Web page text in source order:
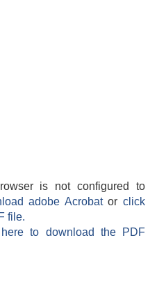
is not configured to
adobe Acrobatorclick
file.
to download the PDF